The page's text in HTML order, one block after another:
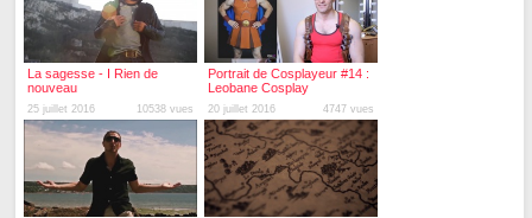
La sagesse - I Rien de
nouveau
25 juillet 2016 10538 vues
Portrait de Cosplayeur #14 :
Leobane Cosplay
20 juillet 2016 4747 vues